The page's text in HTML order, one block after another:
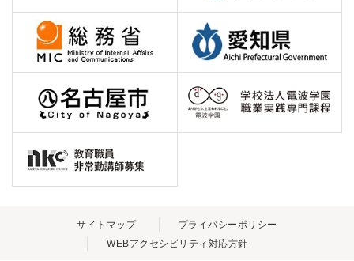
サイトマップ
プライバシーポリシー
WEBアクセシビリティ対応方針